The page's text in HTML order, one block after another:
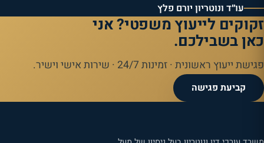
עו״ד ונוטריון יורם פלץ
זקוקים לייעוץ משפטי? אני
כאן בשבילכם.
פגישת ייעוץ ראשונית · זמינות 24/7 · שירות אישי וישיר.
קביעת פגישה